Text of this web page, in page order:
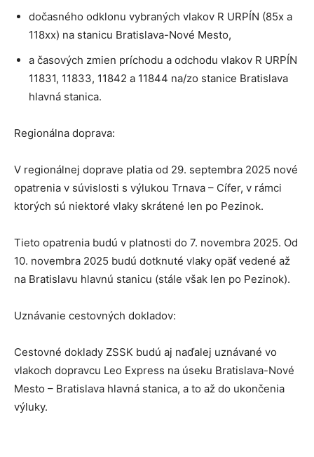
dočasného odklonu vybraných vlakov R URPÍN (85x a
118xx) na stanicu Bratislava-Nové Mesto,
a časových zmien príchodu a odchodu vlakov R URPÍN
11831, 11833, 11842 a 11844 na/zo stanice Bratislava
hlavná stanica.
Regionálna doprava:
V regionálnej doprave platia od 29. septembra 2025 nové
opatrenia v súvislosti s výlukou Trnava – Cífer, v rámci
ktorých sú niektoré vlaky skrátené len po Pezinok.
Tieto opatrenia budú v platnosti do 7. novembra 2025. Od
10. novembra 2025 budú dotknuté vlaky opäť vedené až
na Bratislavu hlavnú stanicu (stále však len po Pezinok).
Uznávanie cestovných dokladov:
Cestovné doklady ZSSK budú aj naďalej uznávané vo
vlakoch dopravcu Leo Express na úseku Bratislava-Nové
Mesto – Bratislava hlavná stanica, a to až do ukončenia
výluky.